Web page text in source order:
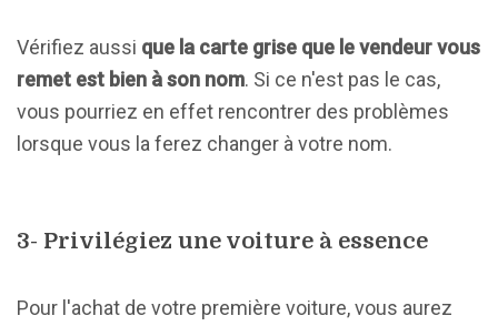
Vérifiez aussi que la carte grise que le vendeur vous
remet est bien à son nom. Si ce n'est pas le cas,
vous pourriez en effet rencontrer des problèmes
lorsque vous la ferez changer à votre nom.
3- Privilégiez une voiture à essence
Pour l'achat de votre première voiture, vous aurez